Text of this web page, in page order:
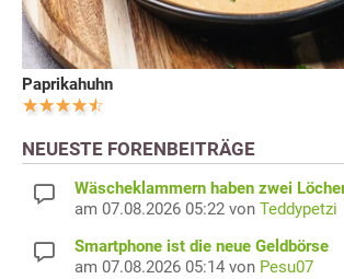
Paprikahuhn
NEUESTE FORENBEITRÄGE
Wäscheklammern haben zwei
am 07.08.2026 05:22 von Teddypetzi
Smartphone ist die neue Geldbörse
am 07.08.2026 05:14 von Pesu07